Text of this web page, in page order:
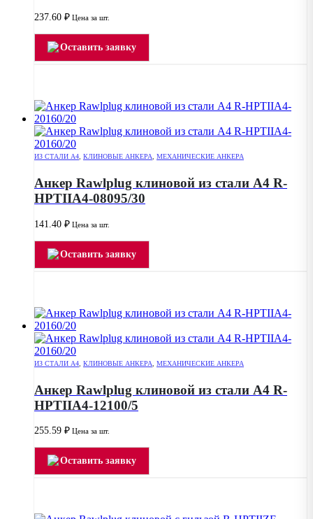
237.60 ₽ Цена за шт.
Оставить заявку
ИЗ СТАЛИ А4, КЛИНОВЫЕ АНКЕРА, МЕХАНИЧЕСКИЕ АНКЕРА
Анкер Rawlplug клиновой из стали А4 R-
HPTIIA4-08095/30
141.40 ₽ Цена за шт.
Оставить заявку
ИЗ СТАЛИ А4 КЛИНОВЫЕ АНКЕРА МЕХАНИЧЕСКИЕ АНКЕРА
Анкер Rawlplug клиновой из стали А4 R-
HPTIIA4-12100/5
255.59 ₽ Цена за шт.
Оставить заявку